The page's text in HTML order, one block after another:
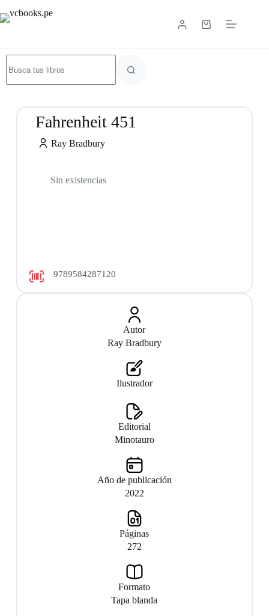
9789584287120
Fahrenheit 451
Ray Bradbury
Sin existencias
Autor
Ray Bradbury
Ilustrador
Editorial
Minotauro
Año de publicación
2022
Páginas
272
Formato
Tapa blanda